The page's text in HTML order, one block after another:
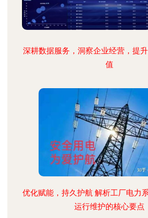
深耕数据服务，洞察企业经营，提
值
优化赋能，持久护航 解析工厂电力
运行维护的核心要点